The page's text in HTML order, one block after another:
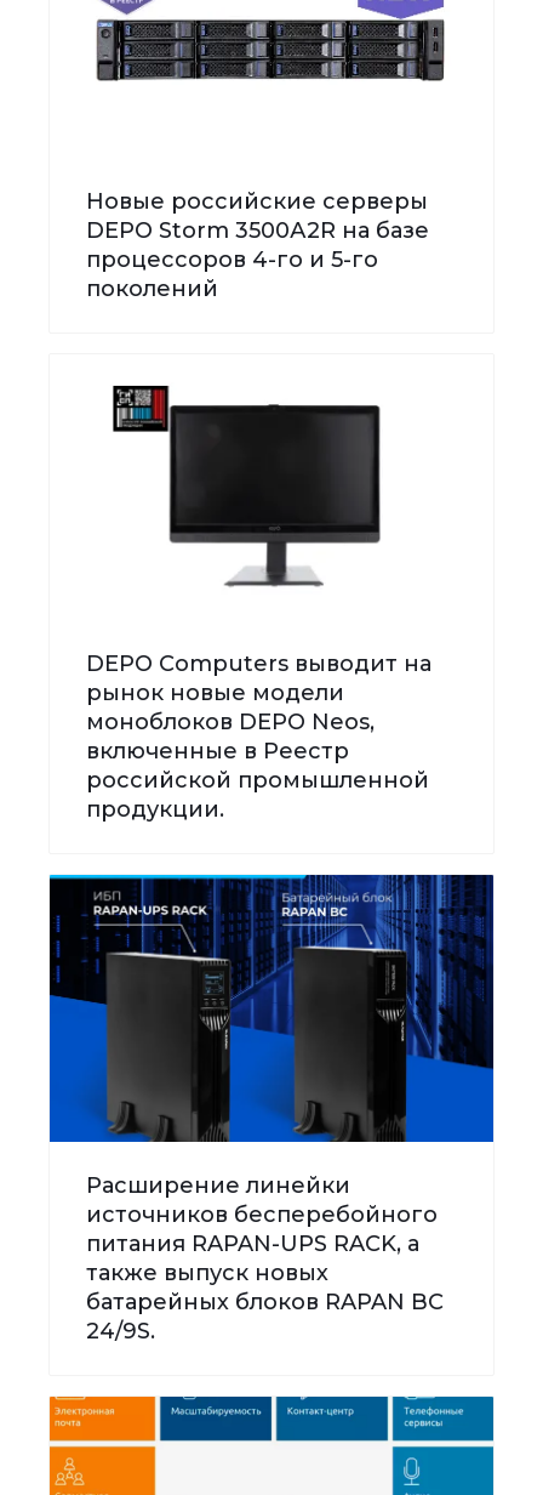
Новые российские серверы
DEPO Storm 3500А2R на базе
процессоров 4-го и 5-го
поколений
DEPO Computers выводит на
рынок новые модели
моноблоков DEPO Neos,
включенные в Реестр
российской промышленной
продукции.
Расширение линейки
источников бесперебойного
питания RAPAN-UPS RACK, а
также выпуск новых
батарейных блоков RAPAN BC
24/9S.